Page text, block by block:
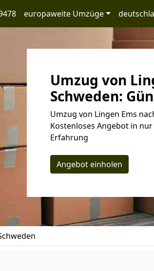
europaweite Umzüge
Umzug von
Schweden:
Umzug von Lingen Ems
Kostenloses Angebot in
Erfahrung
Angebot einholen